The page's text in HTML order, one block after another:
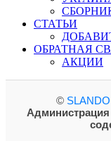
СТАТЬИ
ОБРАТНАЯ
АКЦИИ
©
Администрация